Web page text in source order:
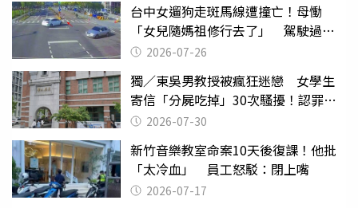
台中女遛狗走斑馬線遭撞亡！母慟
「女兒隨媽祖修行去了」 駕駛過失
致死判9月
2026-07-26
獨／東吳男教授被瘋狂迷戀 女學生
寄信「分屍吃掉」30次騷擾！認罪免
關 2026-07-30
新竹音樂教室命案10天後復課！他批
「太冷血」 員工怒駁：閉上嘴
2026-07-17